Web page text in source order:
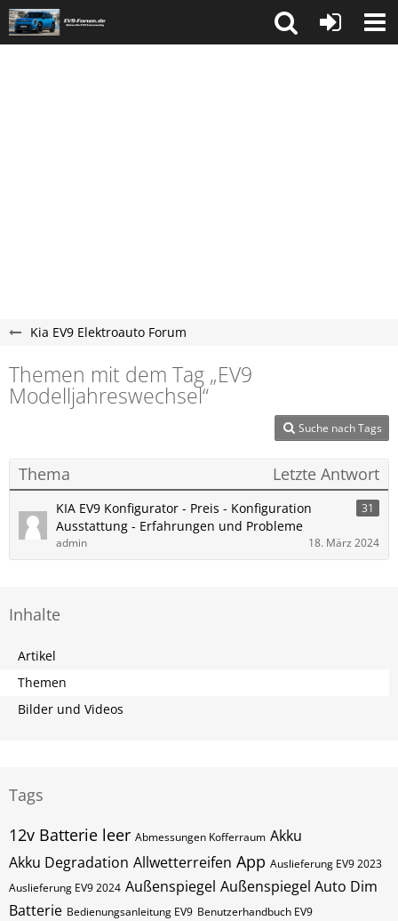
Kia EV9 Elektroauto Forum
Themen mit dem Tag „EV9
Modelljahreswechsel“
Suche nach Tags
Thema Letzte Antwort
KIA EV9 Konfigurator - Preis - Konfiguration
Ausstattung - Erfahrungen und Probleme
31
admin 18. März 2024
Inhalte
Artikel
Themen
Bilder und Videos
Tags
12v Batterie leer Abmessungen Kofferraum Akku
Akku Degradation Allwetterreifen App Auslieferung EV9 2023
Auslieferung EV9 2024 Außenspiegel Außenspiegel Auto Dim
Batterie Bedienungsanleitung EV9 Benutzerhandbuch EV9